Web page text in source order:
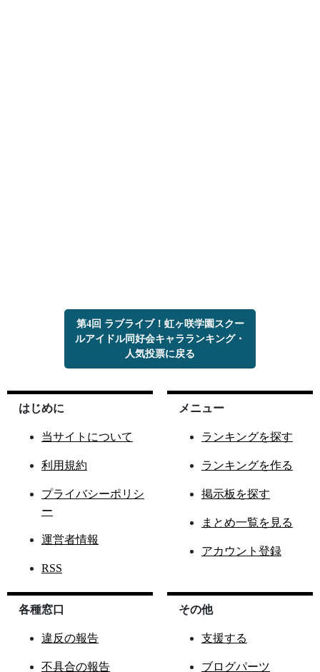
第4回 ラブライブ！虹ヶ咲学園スクー
ルアイドル同好会キャラランキング・
人気投票に戻る
はじめに
当サイトについて
利用規約
プライバシーポリシ
ー
運営者情報
RSS
メニュー
ランキングを探す
ランキングを作る
掲示板を探す
まとめ一覧を見る
アカウント登録
各種窓口
違反の報告
不具合の報告
その他
支援する
ブログパーツ